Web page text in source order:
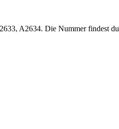
A2634. Die Nummer